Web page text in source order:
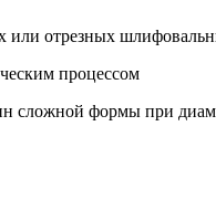
или отрезных
процессом
сложной формы при